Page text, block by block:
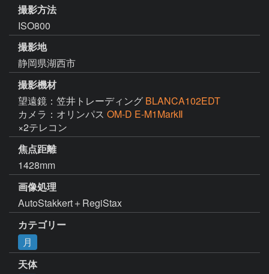
撮影方法
ISO800
撮影地
静岡県湖西市
撮影機材
望遠鏡：笠井トレーディング BLANCA102EDT
カメラ：オリンパス OM-D E-M1MarkⅡ
×2テレコン
焦点距離
1428mm
画像処理
AutoStakkert＋RegiStax
カテゴリー
月
天体